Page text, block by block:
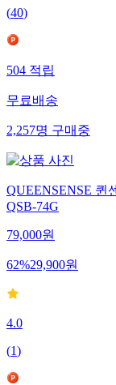
(40)
504적립
무료배송
2,257명구매중
QUEENSENSE 퀸
QSB-74G
79,000원
62%29,900원
4.0
(1)